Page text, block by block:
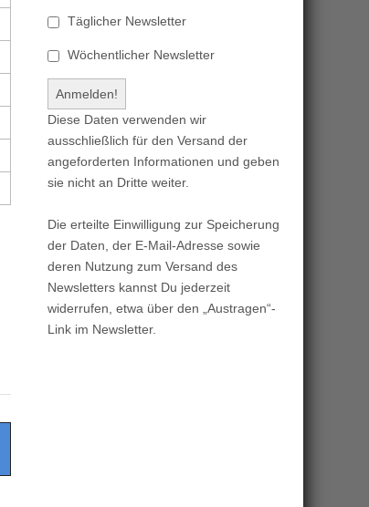
Täglicher Newsletter
Wöchentlicher Newsletter
Diese Daten verwenden wir
ausschließlich für den Versand der
angeforderten Informationen und geben
sie nicht an Dritte weiter.
Die erteilte Einwilligung zur Speicherung
der Daten, der E-Mail-Adresse sowie
deren Nutzung zum Versand des
Newsletters kannst Du jederzeit
widerrufen, etwa über den „Austragen“-
Link im Newsletter.